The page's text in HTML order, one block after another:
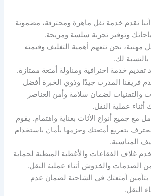
نقدم خدمة نقل ماهرة ومحترفة، مضمونة
وتوفير تجربة سلسة ومريحة.
مهنية، نحن نتفهم أهمية التغليف وقيمته
لك.
تقديم خدمة احترافية ومناولة أمتعة ممتازة.
فريقنا المدرب جيدًا وذوي الخبرة أفضل
والتقنيات لضمان سلامة وأمن العناصر
أثناء عملية النقل.
مع جميع أنواع الأثاث بعناية واهتمام. يقوم
بتفريغ أمتعتك وحزمها بأمان باستخدام
المناسبة.
غلاف الفقاعات والأغطية المبطنة لحماية
الصدمات والخدوش أثناء عملية النقل.
بتأمين أمتعتك في الشاحنة لضمان عدم
النقل.